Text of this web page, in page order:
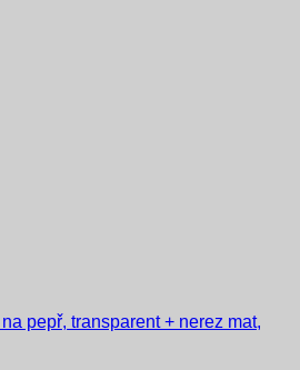
pepř, transparent + nerez mat,